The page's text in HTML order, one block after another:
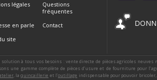
légales
Questions
fréquentes
en parle
Contact
site
à tous vos besoins : vente directe de pièces agricoles neuves
une gamme complète de pièces d’usure et de fourniture pour
, laquincaillerie et l’outillage indispensable pour pouvoir